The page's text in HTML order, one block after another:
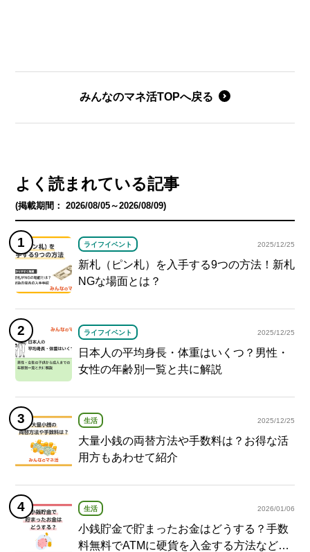
みんなのマネ活TOPへ戻る
よく読まれている記事
(掲載期間： 2026/08/05～2026/08/09)
ライフイベント 2025/12/25
新札（ピン札）を入手する9つの方法！新札
NGな場面とは？
ライフイベント 2025/12/25
日本人の平均身長・体重はいくつ？男性・
女性の年齢別一覧と共に解説
生活 2025/12/25
大量小銭の両替方法や手数料は？お得な活
用方もあわせて紹介
生活 2026/01/06
小銭貯金で貯まったお金はどうする？手数
料無料でATMに硬貨を入金する方法など紹